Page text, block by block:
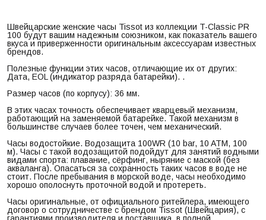
Швейцарские женские часы Tissot из коллекции T-Classic PR
100 будут вашим надежным союзником, как показатель вашего
вкуса и приверженности оригинальным аксессуарам известных
брендов.
Полезные функции этих часов, отличающие их от других:
Дата, EOL (индикатор разряда батарейки). .
Размер часов (по корпусу): 36 мм.
В этих часах точность обеспечивает кварцевый механизм,
работающий на заменяемой батарейке. Такой механизм в
большинстве случаев более точен, чем механический.
Часы водостойкие. Водозащита 100WR (10 bar, 10 ATM, 100
м). Часы с такой водозащитой подойдут для занятий водными
видами спорта: плавание, сёрфинг, ныряние с маской (без
акваланга). Опасаться за сохранность таких часов в воде не
стоит. После пребывания в морской воде, часы необходимо
хорошо ополоснуть проточной водой и протереть.
Часы оригинальные, от официального ритейлера, имеющего
договор о сотрудничестве с брендом Tissot (Швейцария), с